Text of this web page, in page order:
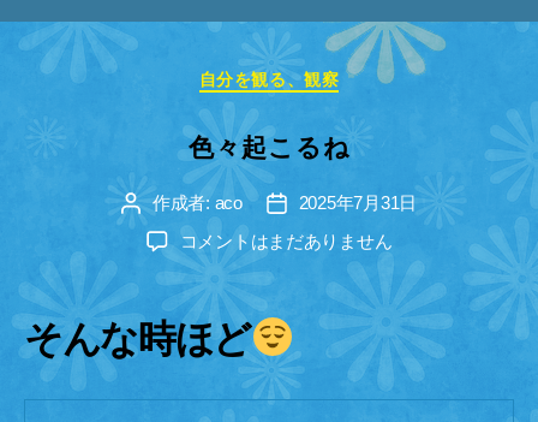
カ
ゴ
リ
ー
自分を観る、観察
色々起こるね
投
稿
作成者:aco
投
稿
日
2025年7月31日
色々
起
こ
る
ね
の
コメントはまだありません
そんな時ほど